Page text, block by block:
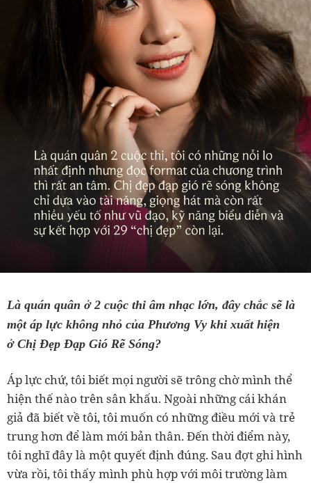
Là quán quân ở 2 cuộc thi âm nhạc lớn, đây chắc sẽ là
một áp lực không nhỏ của Phương Vy khi xuất hiện
ở Chị Đẹp Đạp Gió Rẽ Sóng?
Áp lực chứ, tôi biết mọi người sẽ trông chờ mình thể
hiện thế nào trên sân khấu. Ngoài những cái khán
giả đã biết về tôi, tôi muốn có những điều mới và trẻ
trung hơn để làm mới bản thân. Đến thời điểm này,
tôi nghĩ đây là một quyết định đúng. Sau đợt ghi hình
vừa rồi, tôi thấy mình phù hợp với môi trường làm